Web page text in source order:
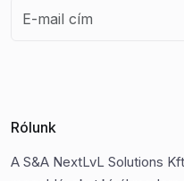
Rólunk
A S&A NextLvL Solutions